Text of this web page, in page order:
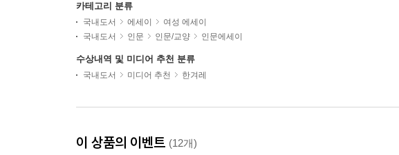
카테고리 분류
국내도서 에세이
여성 에세이
국내도서
인문 인문/교양 인문에세이
수상내역 및 미디어 추천 분류
국내도서 미디어 추천 한겨레
이 상품의 이벤트 (12개)